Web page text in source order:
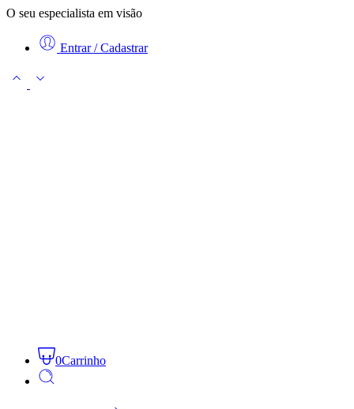
O seu especialista em visão
Entrar / Cadastrar
0Carrinho